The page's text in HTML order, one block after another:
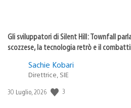
Gli sviluppatori di Silent Hill: Townfall
scozzese, la tecnologia retrò e il
Sachie Kobari
Direttrice, SIE
Data
30 Luglio, 2026 3